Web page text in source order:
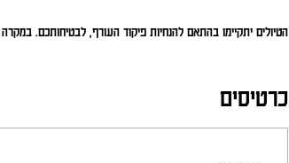
הטיולים יתקיימו בהתאם להנחיות פיקוד העורף, לבטיחותכם.
כרטיסים